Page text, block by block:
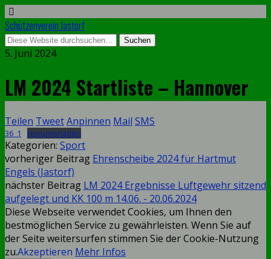
Schützenverein Jastorf
5. Juni 2024
LM 2024 Startliste – Hannover
Teilen TweetAnpinnen Mail SMS
36_1 Herunterladen
Kategorien: Sport
vorheriger Beitrag Ehrenscheibe 2024 für Hartmut
Engels (Jastorf)
nächster Beitrag LM 2024 Ergebnisse Luftgewehr sitzend
aufgelegt und KK 100 m 14.06. - 20.06.2024
Diese Webseite verwendet Cookies, um Ihnen den
bestmöglichen Service zu gewährleisten. Wenn Sie auf
der Seite weitersurfen stimmen Sie der Cookie-Nutzung
zu.Akzeptieren Mehr Infos